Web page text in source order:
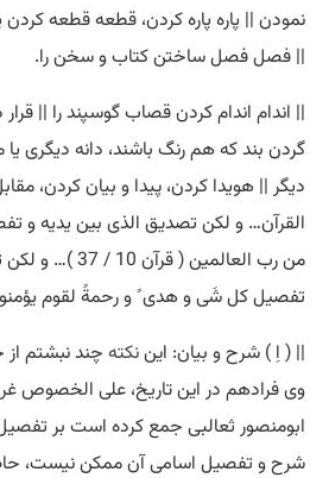
نمودن || پاره پاره کردن، قطعه قطعه
|| فصل فصل ساختن کتاب و سخن را.
|| اندام اندام کردن قصاب گوسپند را ||
گردن بند که هم رنگ باشند، دانه دیگری یا
دیگر || هویدا کردن، پیدا و بیان کردن،
القرآن… و لکن تصدیق الذی بین یدیه و
من رب العالمین (
تفصیل کل شَی و هدی ً و رحمةً لقوم یؤمنون (
|| ( اِ ) شرح و بیان: ایننکته چند نبشتم
وی فرادهم در این تاریخ، علی الخصوص
ابومنصور ثعالبی جمع کرده است بر
شرح و تفصیل اسامی آن ممکن نیست،